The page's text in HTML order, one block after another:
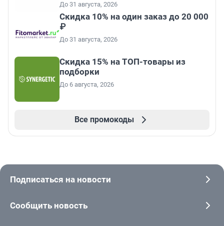
До 31 августа, 2026
Скидка 10% на один заказ до 20 000
₽
До 31 августа, 2026
Скидка 15% на ТОП-товары из
подборки
До 6 августа, 2026
Все промокоды
Подписаться на новости
Сообщить новость